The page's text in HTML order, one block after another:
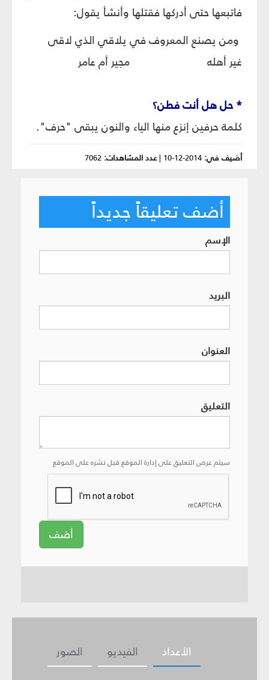
فاتبعها حتى أدركها فقتلها وأنشأ يقول:
ومن يصنع المعروف في
غير أهله
يلاقي الذي لاقى
مجير أم عامر
* حل هل أنت فطن؟
كلمة حرفين إنزع منها الياء والنون يبقى "حرف".
أضيف في: 2014-12-10
|عدد المشاهدات: 7062
أضف تعليقاً جديداً
الإسم
البريد
العنوان
التعليق
سيتم عرض التعليق على إدارة الموقع قبل نشره على الموقع
أضف
الصور الفيديو الأعداد